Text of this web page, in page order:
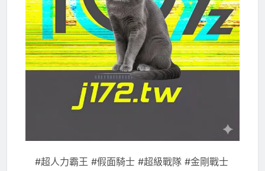
#超人力霸王 #假面騎士 #超級戰隊 #金剛戰士